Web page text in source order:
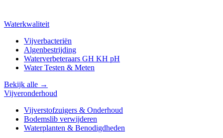
Waterkwaliteit
Vijverbacteriën
Algenbestrijding
Waterverbeteraars GH KH pH
Water Testen & Meten
Bekijk alle →
Vijveronderhoud
Vijverstofzuigers & Onderhoud
Bodemslib verwijderen
Waterplanten & Benodigdheden